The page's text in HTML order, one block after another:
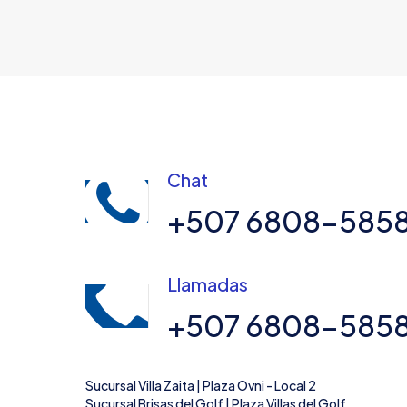
Chat
+507 6808-
Llamadas
+507 6808-
Sucursal Villa Zaita | Plaza Ovni - Local 2
Sucursal Brisas del Golf | Plaza Villas del Golf